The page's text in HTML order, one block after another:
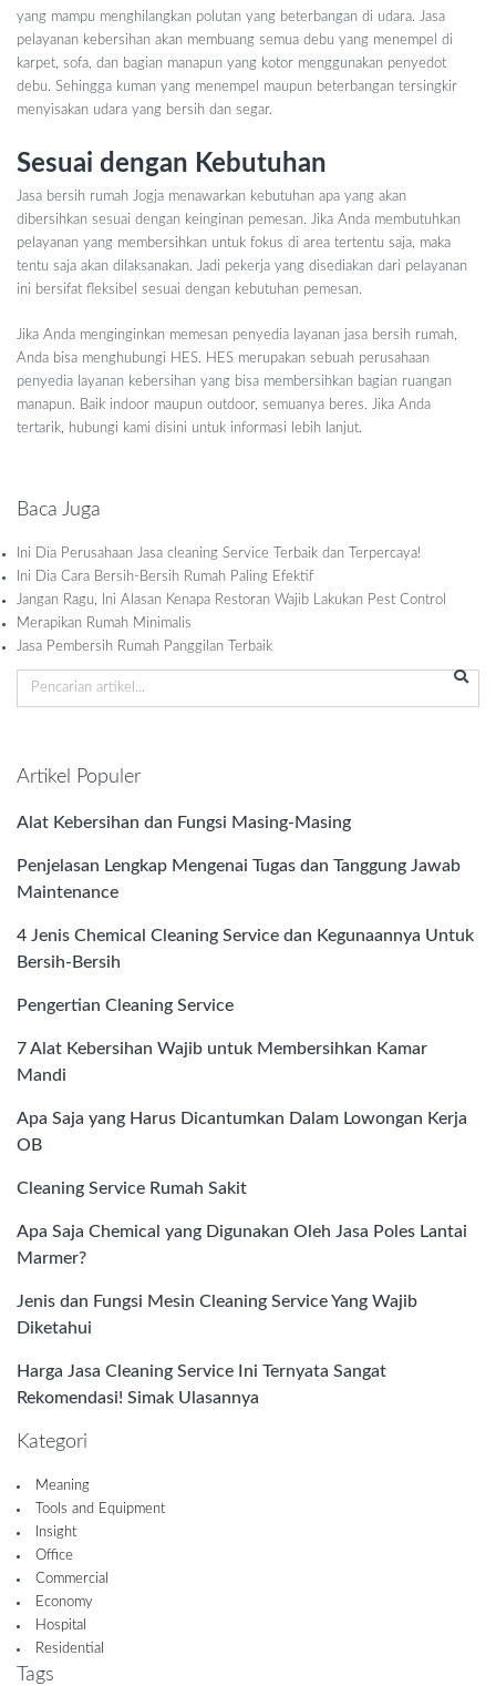
yang mampu menghilangkan polutan yang beterbangan di udara. Jasa
pelayanan kebersihan akan membuang semua debu yang menempel di
karpet, sofa, dan bagian manapun yang kotor menggunakan penyedot
debu. Sehingga kuman yang menempel maupun beterbangan tersingkir
menyisakan udara yang bersih dan segar.
Sesuai dengan Kebutuhan
Jasa bersih rumah Jogja menawarkan kebutuhan apa yang akan
dibersihkan sesuai dengan keinginan pemesan. Jika Anda membutuhkan
pelayanan yang membersihkan untuk fokus di area tertentu saja, maka
tentu saja akan dilaksanakan. Jadi pekerja yang disediakan dari pelayanan
ini bersifat fleksibel sesuai dengan kebutuhan pemesan.
Jika Anda menginginkan memesan penyedia layanan jasa bersih rumah,
Anda bisa menghubungi HES. HES merupakan sebuah perusahaan
penyedia layanan kebersihan yang bisa membersihkan bagian ruangan
manapun. Baik indoor maupun outdoor, semuanya beres. Jika Anda
tertarik, hubungi kami disini untuk informasi lebih lanjut.
Baca Juga
Ini Dia Perusahaan Jasa cleaning Service Terbaik dan Terpercaya!
Ini Dia Cara Bersih-Bersih Rumah Paling Efektif
Jangan Ragu, Ini Alasan Kenapa Restoran Wajib Lakukan Pest Control
Merapikan Rumah Minimalis
Jasa Pembersih Rumah Panggilan Terbaik
Artikel Populer
Alat Kebersihan dan Fungsi Masing-Masing
Penjelasan Lengkap Mengenai Tugas dan Tanggung Jawab
Maintenance
4 Jenis Chemical Cleaning Service dan Kegunaannya Untuk
Bersih-Bersih
Pengertian Cleaning Service
7 Alat Kebersihan Wajib untuk Membersihkan Kamar
Mandi
Apa Saja yang Harus Dicantumkan Dalam Lowongan Kerja
OB
Cleaning Service Rumah Sakit
Apa Saja Chemical yang Digunakan Oleh Jasa Poles Lantai
Marmer?
Jenis dan Fungsi Mesin Cleaning Service Yang Wajib
Diketahui
Harga Jasa Cleaning Service Ini Ternyata Sangat
Rekomendasi! Simak Ulasannya
Kategori
Meaning
Tools and Equipment
Insight
Office
Commercial
Economy
Hospital
Residential
Tags